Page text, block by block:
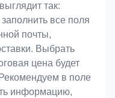
так:
все поля
почты,
Выбрать
цена будет
в поле
информацию,